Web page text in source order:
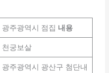
광주광역시 점집 내용
천궁보살
광주광역시 광산구 첨단내